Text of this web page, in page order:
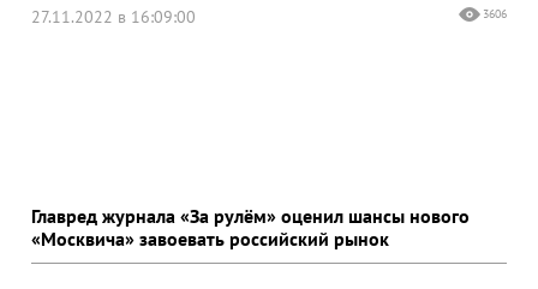
27.11.2022 в 16:09:00 3606
Главред журнала «За рулём» оценил шансы нового
«Москвича» завоевать российский рынок